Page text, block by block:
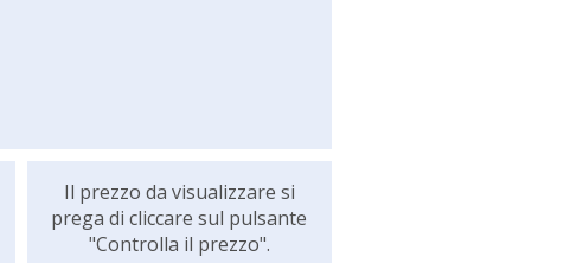
Il prezzo da visualizzare si
prega di cliccare sul pulsante
"Controlla il prezzo".